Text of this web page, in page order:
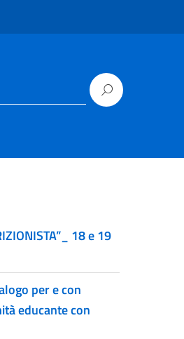
18 e 19
per e con
educante con